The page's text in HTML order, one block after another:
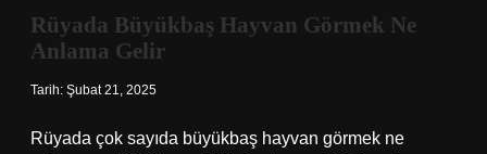
Rüyada Büyükbaş Hayvan Görmek Ne
Anlama Gelir
Tarih: Şubat 21, 2025
Rüyada çok sayıda büyükbaş hayvan görmek ne